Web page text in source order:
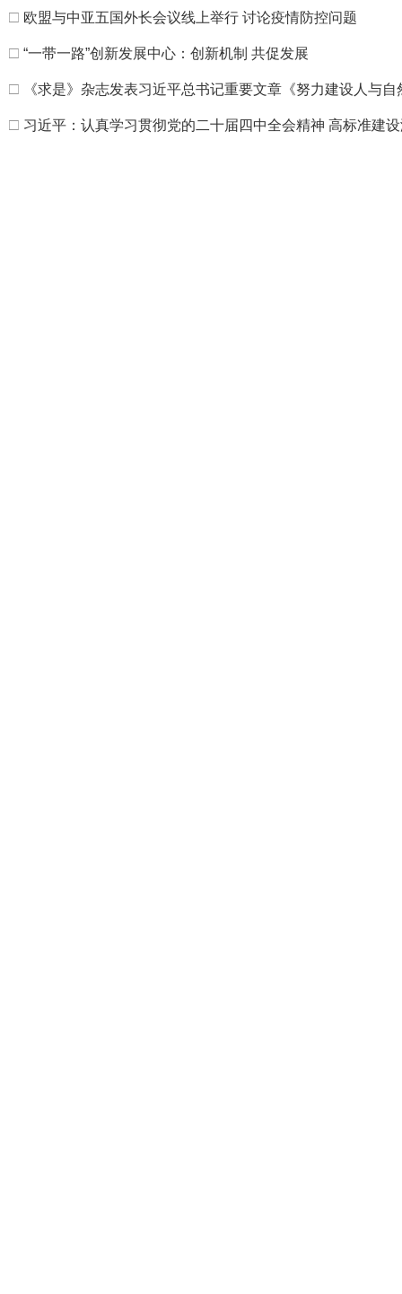
□ 欧盟与中亚五国外长会议线上举行 讨论疫情防控问题
□ “一带一路”创新发展中心：创新机制 共促发展
□ 《求是》杂志发表习近平总书记重要文章《努力建设人与
□ 习近平：认真学习贯彻党的二十届四中全会精神 高标准建